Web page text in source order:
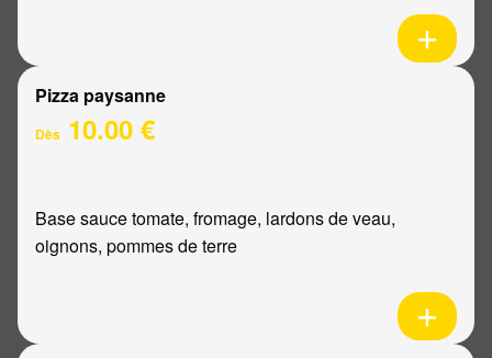
Pizza paysanne
Dès 10.00 €
Base sauce tomate, fromage, lardons de veau,
oignons, pommes de terre